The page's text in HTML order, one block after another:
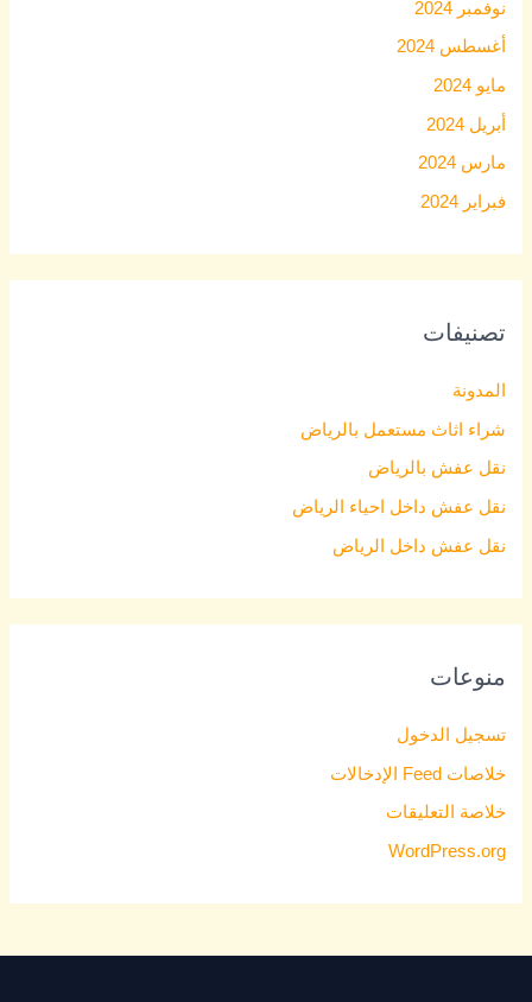
نوفمبر 2024
أغسطس 2024
مايو 2024
أبريل 2024
مارس 2024
فبراير 2024
تصنيفات
المدونة
شراء اثاث مستعمل بالرياض
نقل عفش بالرياض
نقل عفش داخل احياء الرياض
نقل عفش داخل الرياض
منوعات
تسجيل الدخول
خلاصات Feed الإدخالات
خلاصة التعليقات
WordPress.org